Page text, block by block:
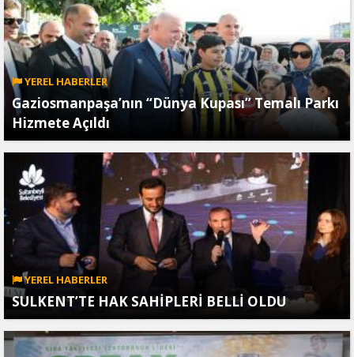
YEREL HABERLER
Gaziosmanpaşa’nın “Dünya Kupası” Temalı Parkı
Hizmete Açıldı
YEREL HABERLER
SULKENT’TE HAK SAHİPLERİ BELLİ OLDU